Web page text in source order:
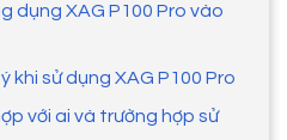
dụng XAG P100 Pro vào
khi sử dụng XAG P100 Pro
với ai và trường hợp sử